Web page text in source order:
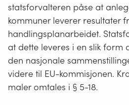
statsforvalteren påse at
kommuner leverer resultater
handlingsplanarbeidet.
at dette leveres i en slik form
den nasjonale
videre til EU-kommisjonen.
maler omtales i § 5-18.